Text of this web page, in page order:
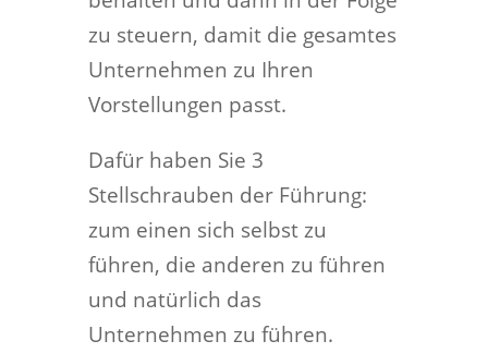
zu steuern, damit die gesamtes
Unternehmen zu Ihren
Vorstellungen passt.
Dafür haben Sie 3
Stellschrauben der Führung:
zum einen sich selbst zu
führen, die anderen zu führen
und natürlich das
Unternehmen zu führen.